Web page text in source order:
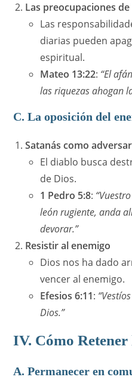
Las preocupaciones de
Las
diarias pueden
espiritual.
Mateo 13:22: “El
las riquezas ahogan
C. La oposición del
Satanás como
El diablo busca
de Dios.
1 Pedro 5:8:
león rugiente, anda
devorar.”
Resistir al enemigo
Dios nos ha dado
vencer al enemigo.
Efesios 6:11:
Dios.”
IV. Cómo Retener
A. Permanecer en